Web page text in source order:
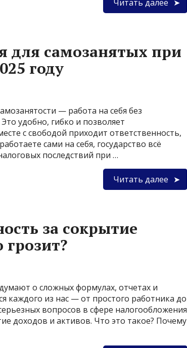
Читать далее
для самозанятых при
году
— работа на себя без
удобно, гибко и позволяет
с свободой приходит ответственность,
сами на себя, государство всё
последствий при …
Читать далее
за сокрытие
о сложных формулах, отчетах и
каждого из нас — от простого работника до
вопросов в сфере налогообложения
доходов и активов. Что это такое? Почему